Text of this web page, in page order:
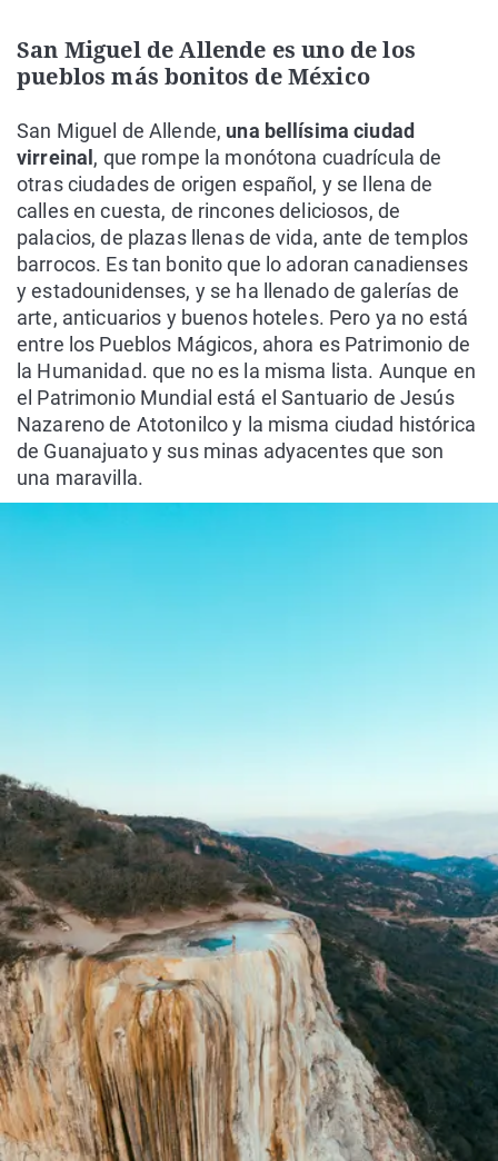
San Miguel de Allende es uno de los
pueblos más bonitos de México
San Miguel de Allende, una bellísima ciudad
virreinal, que rompe la monótona cuadrícula de
otras ciudades de origen español, y se llena de
calles en cuesta, de rincones deliciosos, de
palacios, de plazas llenas de vida, ante de templos
barrocos. Es tan bonito que lo adoran canadienses
y estadounidenses, y se ha llenado de galerías de
arte, anticuarios y buenos hoteles. Pero ya no está
entre los Pueblos Mágicos, ahora es Patrimonio de
la Humanidad. que no es la misma lista. Aunque en
el Patrimonio Mundial está el Santuario de Jesús
Nazareno de Atotonilco y la misma ciudad histórica
de Guanajuato y sus minas adyacentes que son
una maravilla.